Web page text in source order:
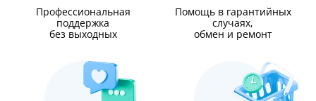
Профессиональная
поддержка
без выходных
Помощь в гарантийных
случаях,
обмен и ремонт